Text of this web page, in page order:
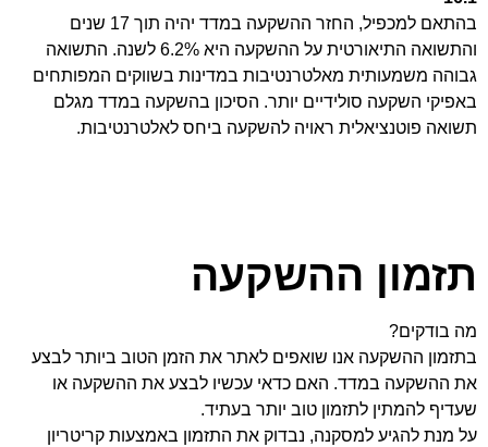
בהתאם למכפיל, החזר ההשקעה במדד יהיה תוך 17 שנים
והתשואה התיאורטית על ההשקעה היא 6.2% לשנה. התשואה
גבוהה משמעותית מאלטרנטיבות במדינות בשווקים המפותחים
באפיקי השקעה סולידיים יותר. הסיכון בהשקעה במדד מגלם
תשואה פוטנציאלית ראויה להשקעה ביחס לאלטרנטיבות.
תזמון ההשקעה
מה בודקים?
בתזמון ההשקעה אנו שואפים לאתר את הזמן הטוב ביותר לבצע
את ההשקעה במדד. האם כדאי עכשיו לבצע את ההשקעה או
שעדיף להמתין לתזמון טוב יותר בעתיד.
על מנת להגיע למסקנה, נבדוק את התזמון באמצעות קריטריון